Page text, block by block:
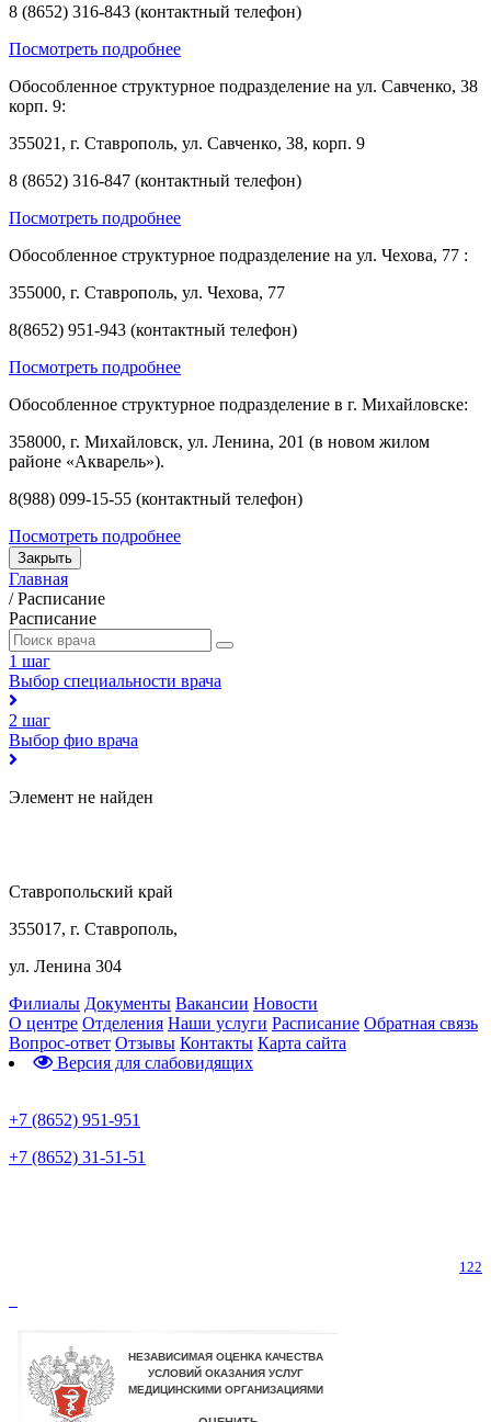
8 (8652) 316-843 (контактный телефон)
Посмотреть подробнее
Обособленное структурное подразделение на ул. Савченко, 38
корп. 9:
355021, г. Ставрополь, ул. Савченко, 38, корп. 9
8 (8652) 316-847 (контактный телефон)
Посмотреть подробнее
Обособленное структурное подразделение на ул. Чехова, 77 :
355000, г. Ставрополь, ул. Чехова, 77
8(8652) 951-943 (контактный телефон)
Посмотреть подробнее
Обособленное структурное подразделение в г. Михайловске:
358000, г. Михайловск, ул. Ленина, 201 (в новом жилом
районе «Акварель»).
8(988) 099-15-55 (контактный телефон)
Посмотреть подробнее
Закрыть
Главная
/ Расписание
Расписание
1 шаг
Выбор специальности врача
2 шаг
Выбор фио врача
Элемент не найден
Ставропольский край
355017, г. Ставрополь,
ул. Ленина 304
Филиалы Документы Вакансии Новости
О центре Отделения Наши услуги Расписание Обратная связь
Вопрос-ответ Отзывы Контакты Карта сайта
Версия для слабовидящих
+7 (8652) 951-951
+7 (8652) 31-51-51
122